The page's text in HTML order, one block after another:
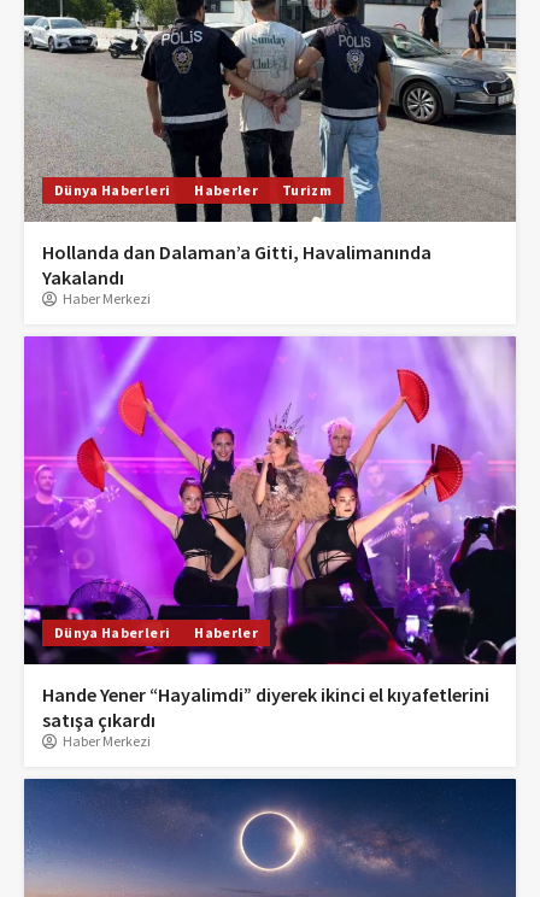
Dünya Haberleri Haberler Turizm
Hollanda dan Dalaman’a Gitti, Havalimanında
Yakalandı
Haber Merkezi
Dünya Haberleri Haberler
Hande Yener “Hayalimdi” diyerek ikinci el kıyafetlerini
satışa çıkardı
Haber Merkezi